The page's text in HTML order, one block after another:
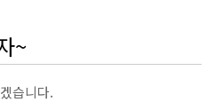
~
습니다.